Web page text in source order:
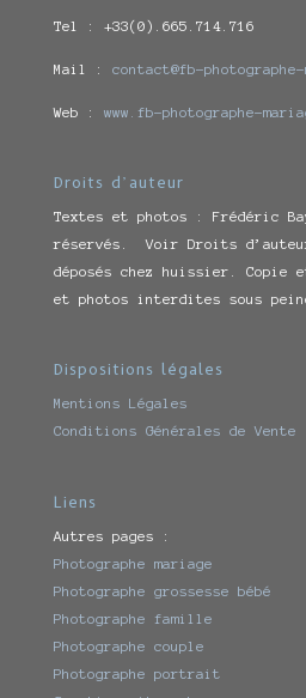
Tel : +33(0).665.714.716
Mail : contact@fb-photographe-
Web : www.fb-photographe-
Droits d’auteur
Textes et photos : Frédéric
réservés. Voir Droits
déposés chez huissier. Copie
et photos interdites sous
Dispositions légales
Mentions Légales
Conditions Générales de Vente
Liens
Autres pages :
Photographe mariage
Photographe grossesse bébé
Photographe famille
Photographe couple
Photographe portrait